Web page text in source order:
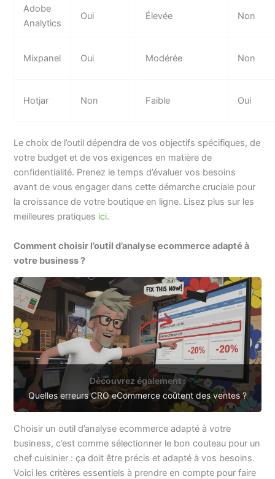
Adobe
Analytics
Oui Élevée Non
Mixpanel Oui Modérée Non
Hotjar Non Faible Oui
Le choix de l’outil dépendra de vos objectifs spécifiques, de
votre budget et de vos exigences en matière de
confidentialité. Prenez le temps d’évaluer vos besoins
avant de vous engager dans cette démarche cruciale pour
la croissance de votre boutique en ligne. Lisez plus sur les
meilleures pratiques ici.
Comment choisir l’outil d’analyse ecommerce adapté à
votre business ?
Découvrez également :
Quelles erreurs CRO eCommerce coûtent des ventes ?
Choisir un outil d’analyse ecommerce adapté à votre
business, c’est comme sélectionner le bon couteau pour un
chef cuisinier : ça doit être précis et adapté à vos besoins.
Voici les critères essentiels à prendre en compte pour faire